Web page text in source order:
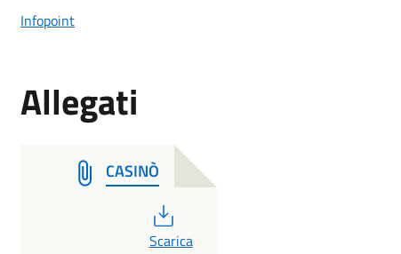
Infopoint
Allegati
CASINÒ
PDF
Scarica